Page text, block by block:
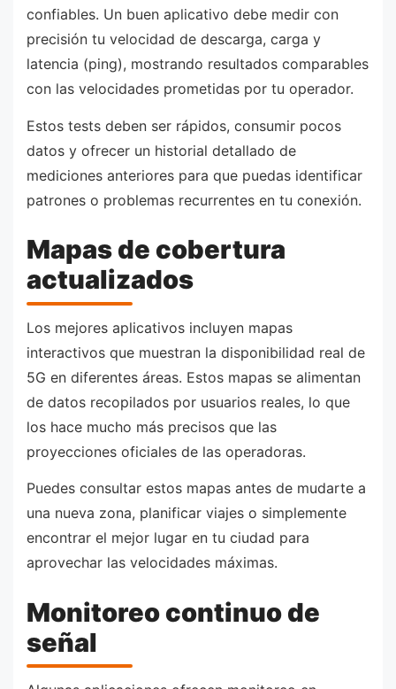
confiables. Un buen aplicativo debe medir con
precisión tu velocidad de descarga, carga y
latencia (ping), mostrando resultados comparables
con las velocidades prometidas por tu operador.
Estos tests deben ser rápidos, consumir pocos
datos y ofrecer un historial detallado de
mediciones anteriores para que puedas identificar
patrones o problemas recurrentes en tu conexión.
Mapas de cobertura
actualizados
Los mejores aplicativos incluyen mapas
interactivos que muestran la disponibilidad real de
5G en diferentes áreas. Estos mapas se alimentan
de datos recopilados por usuarios reales, lo que
los hace mucho más precisos que las
proyecciones oficiales de las operadoras.
Puedes consultar estos mapas antes de mudarte a
una nueva zona, planificar viajes o simplemente
encontrar el mejor lugar en tu ciudad para
aprovechar las velocidades máximas.
Monitoreo continuo de
señal